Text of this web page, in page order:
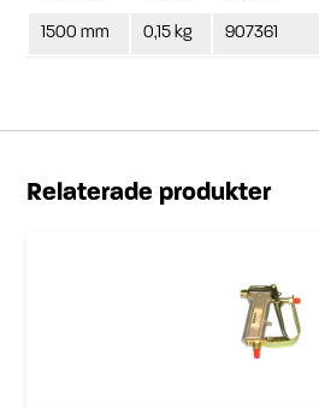
1500 mm 0,15 kg 907361
Relaterade produkter